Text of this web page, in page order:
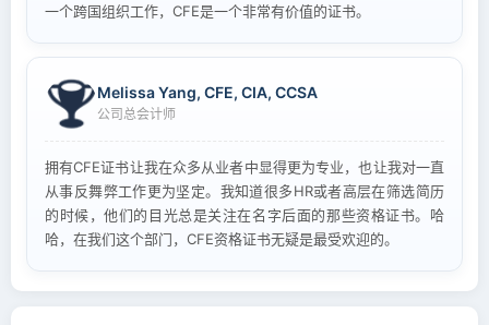
一个跨国组织工作，CFE是一个非常有价值的证书。
Melissa Yang, CFE, CIA, CCSA
公司总会计师
拥有CFE证书让我在众多从业者中显得更为专业，也让我对一直
从事反舞弊工作更为坚定。我知道很多HR或者高层在筛选简历
的时候，他们的目光总是关注在名字后面的那些资格证书。哈
哈，在我们这个部门，CFE资格证书无疑是最受欢迎的。